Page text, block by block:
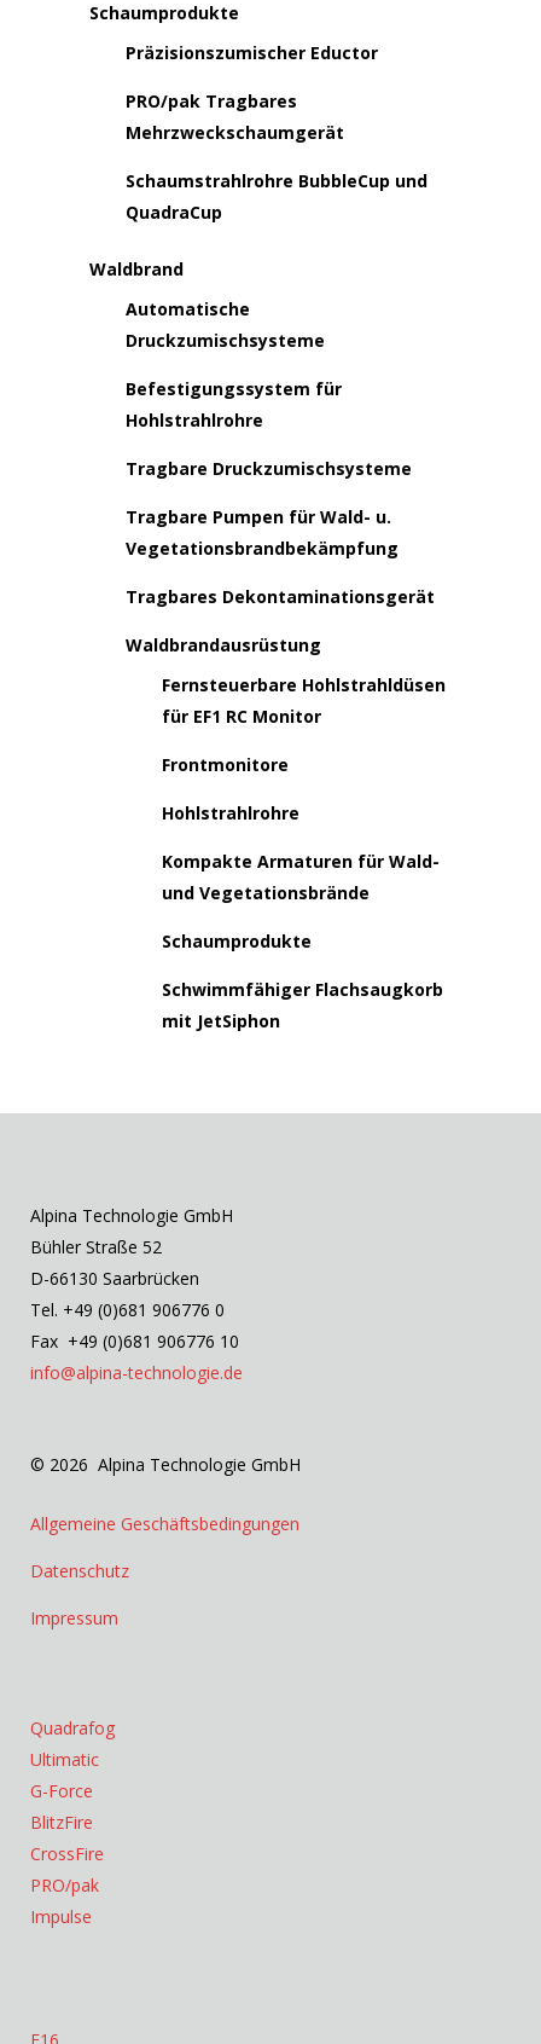
Schaumprodukte
Präzisionszumischer Eductor
PRO/pak Tragbares
Mehrzweckschaumgerät
Schaumstrahlrohre BubbleCup und
QuadraCup
Waldbrand
Automatische
Druckzumischsysteme
Befestigungssystem für
Hohlstrahlrohre
Tragbare Druckzumischsysteme
Tragbare Pumpen für Wald- u.
Vegetationsbrandbekämpfung
Tragbares Dekontaminationsgerät
Waldbrandausrüstung
Fernsteuerbare Hohlstrahldüsen
für EF1 RC Monitor
Frontmonitore
Hohlstrahlrohre
Kompakte Armaturen für Wald-
und Vegetationsbrände
Schaumprodukte
Schwimmfähiger Flachsaugkorb
mit JetSiphon
Alpina Technologie GmbH
Bühler Straße 52
D-66130 Saarbrücken
Tel. +49 (0)681 906776 0
Fax +49 (0)681 906776 10
info@alpina-technologie.de
© 2026 Alpina Technologie GmbH
Allgemeine Geschäftsbedingungen
Datenschutz
Impressum
Quadrafog
Ultimatic
G-Force
BlitzFire
CrossFire
PRO/pak
Impulse